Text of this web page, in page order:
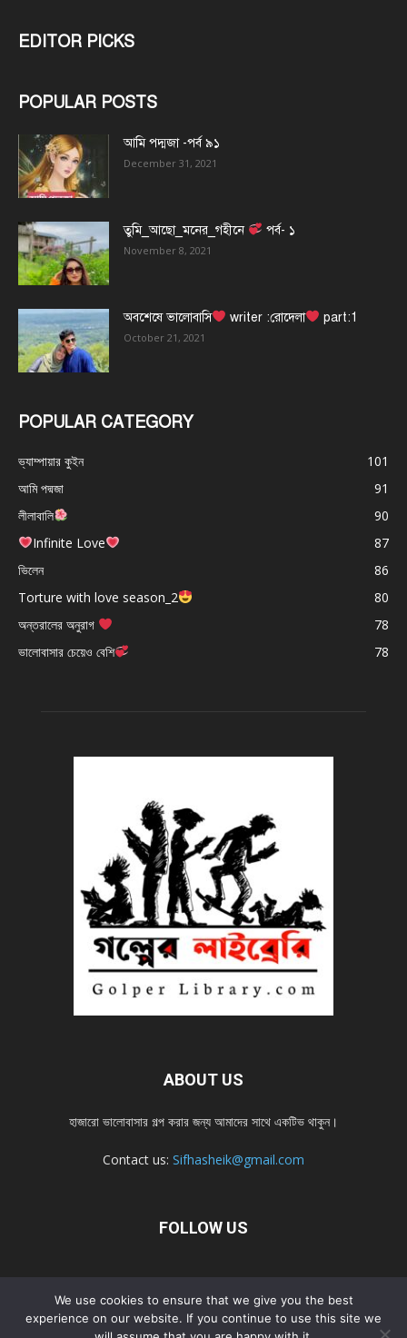
EDITOR PICKS
POPULAR POSTS
আমি পদ্মজা -পর্ব ৯১
December 31, 2021
তুমি_আছো_মনের_গহীনে পর্ব- ১
November 8, 2021
অবশেষে ভালোবাসি writer :রোদেলা part:1
October 21, 2021
POPULAR CATEGORY
ভ্যাম্পায়ার কুইন
101
আমি পদ্মজা
91
লীলাবালি
90
Infinite Love
87
ভিলেন
86
Torture with love season_2
80
অন্তরালের অনুরাগ
78
ভালোবাসার চেয়েও বেশি
78
ABOUT US
হাজারো ভালোবাসার গল্প করার জন্য আমাদের সাথে একটিভ থাকুন।
Contact us: Sifhasheik@gmail.com
FOLLOW US
Home Contact us Privacy Policy শ্রেনী
শ্রেনী – mobile
Home – mobile
নতুন সব গল্প নতুন সব গল্প – mobile
নতুন সব গল্প 2022
We use cookies to ensure that we give you the best
experience on our website. If you continue to use this site we